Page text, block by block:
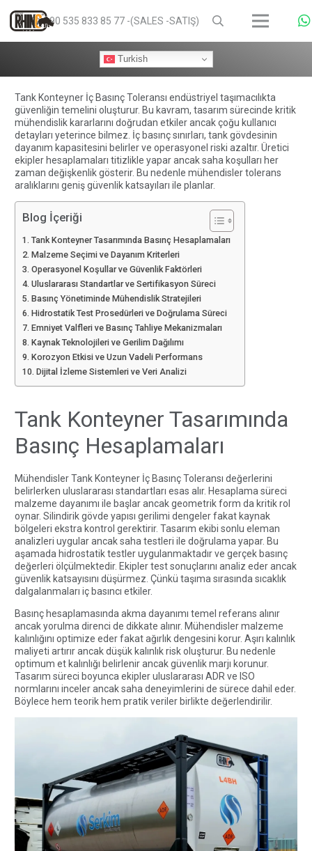
+90 535 833 85 77 -(SALES -SATIŞ)
Turkish
Tank Konteyner İç Basınç Toleransı endüstriyel taşımacılıkta
güvenliğin temelini oluşturur. Bu kavram, tasarım sürecinde kritik
mühendislik kararlarını doğrudan etkiler ancak çoğu kullanıcı
detayları yeterince bilmez. İç basınç sınırları, tank gövdesinin
dayanım kapasitesini belirler ve operasyonel riski azaltır. Üretici
ekipler hesaplamaları titizlikle yapar ancak saha koşulları her
zaman değişkenlik gösterir. Bu nedenle mühendisler tolerans
aralıklarını geniş güvenlik katsayıları ile planlar.
Blog İçeriği
Tank Konteyner Tasarımında Basınç Hesaplamaları
Malzeme Seçimi ve Dayanım Kriterleri
Operasyonel Koşullar ve Güvenlik Faktörleri
Uluslararası Standartlar ve Sertifikasyon Süreci
Basınç Yönetiminde Mühendislik Stratejileri
Hidrostatik Test Prosedürleri ve Doğrulama Süreci
Emniyet Valfleri ve Basınç Tahliye Mekanizmaları
Kaynak Teknolojileri ve Gerilim Dağılımı
Korozyon Etkisi ve Uzun Vadeli Performans
Dijital İzleme Sistemleri ve Veri Analizi
Tank Konteyner Tasarımında
Basınç Hesaplamaları
Mühendisler Tank Konteyner İç Basınç Toleransı değerlerini
belirlerken uluslararası standartları esas alır. Hesaplama süreci
malzeme dayanımı ile başlar ancak geometrik form da kritik rol
oynar. Silindirik gövde yapısı gerilimi dengeler fakat kaynak
bölgeleri ekstra kontrol gerektirir. Tasarım ekibi sonlu eleman
analizleri uygular ancak saha testleri ile doğrulama yapar. Bu
aşamada hidrostatik testler uygulanmaktadır ve gerçek basınç
değerleri ölçülmektedir. Ekipler test sonuçlarını analiz eder ancak
güvenlik katsayısını düşürmez. Çünkü taşıma sırasında sıcaklık
dalgalanmaları iç basıncı etkiler.
Basınç hesaplamasında akma dayanımı temel referans alınır
ancak yorulma direnci de dikkate alınır. Mühendisler malzeme
kalınlığını optimize eder fakat ağırlık dengesini korur. Aşırı kalınlık
maliyeti artırır ancak düşük kalınlık risk oluşturur. Bu nedenle
optimum et kalınlığı belirlenir ancak güvenlik marjı korunur.
Tasarım süreci boyunca ekipler uluslararası ADR ve ISO
normlarını inceler ancak saha deneyimlerini de sürece dahil eder.
Böylece hem teorik hem pratik veriler birlikte değerlendirilir.